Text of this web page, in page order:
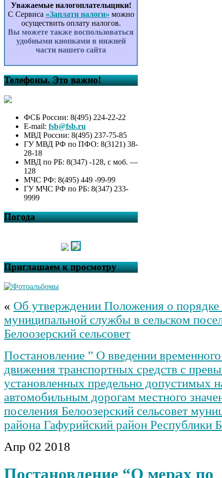
Уважаемые налогоплательщики!
С Сервиса «Заплати налоги» можно
осуществить оплату налогов.
Вы можете также воспользоваться
удобными кнопками в нижней
части нашего сайта
Телефоны. Это важно!
ФСБ России: 8(495) 224-22-22
E-mail: fsb@fsb.ru
МВД России: 8(495) 237-75-85
ГУ МВД РФ по ПФО: 8(3121) 38-
28-18
МВД по РБ: 8(347) -128, с моб. —
128
МЧС РФ: 8(495) 449 -99-99
ГУ МЧС РФ по РБ: 8(347) 233-
9999
Погода
Приглашаем к просмотру
« Об утверждении Положения о
муниципальной службы в сельском
Белоозерский сельсовет
Постановление ” О введении
движения транспортных средств с
установленных предельно допустимых
автомобильным дорогам местного
поселения Белоозерский сельсовет
района Гафурийский район Республики
Апр 02 2018
Постановление “О мерах по